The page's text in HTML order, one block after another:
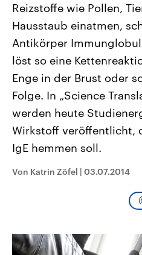
Landtagswahl Sachsen-Anhalt
2026
Alle Informationen
Sachsen-Anhalt wählt am 6.
September 2026 einen neuen
Landtag. Seit 2021 wird das
Bundesland von einer Koalition
CDU, SPD und FDP regiert.-
Umfragen, Prognosen,
Wahlprogramme, aktuelle
und Hintergründe zu den
und Kandidaten der
Wahl.
Sendungen Programm
Audio-Archiv
Reizstoffe wie Pollen,
Hausstaub einatmen,
Antikörper
löst so eine
Enge in der Brust oder
Folge. In „Science
werden heute
Wirkstoff veröffentlicht,
IgE hemmen soll.
Von Katrin Zöfel | 03.07.2014